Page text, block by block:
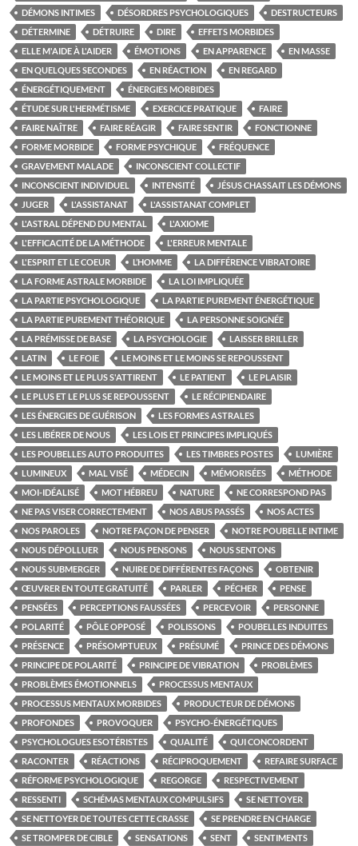
DÉMONS INTIMES DÉSORDRES PSYCHOLOGIQUES
DESTRUCTEURS
DÉTERMINE
DÉTRUIRE DIRE
EFFETS MORBIDES
ELLE M'AIDE À L'AIDER
ÉMOTIONS EN APPARENCE
EN MASSE
EN QUELQUES SECONDES
EN RÉACTION
EN REGARD
ÉNERGÉTIQUEMENT
ÉNERGIES MORBIDES
ÉTUDE SUR L'HERMÉTISME
EXERCICE PRATIQUE
FAIRE
FAIRE NAÎTRE
FAIRE RÉAGIR FAIRE SENTIR
FONCTIONNE
FORME MORBIDE
FORME PSYCHIQUE
FRÉQUENCE
GRAVEMENT MALADE
INCONSCIENT COLLECTIF
INCONSCIENT INDIVIDUEL
INTENSITÉ
JÉSUS CHASSAIT LES DÉMONS
JUGER
L'ASSISTANAT
L'ASSISTANAT COMPLET
L'ASTRAL DÉPEND DU MENTAL
L'AXIOME
L'EFFICACITÉ DE LA MÉTHODE
L'ERREUR MENTALE
L'ESPRIT ET LE COEUR
L’HOMME
LA DIFFÉRENCE VIBRATOIRE
LA FORME ASTRALE MORBIDE
LA LOI IMPLIQUÉE
LA PARTIE PSYCHOLOGIQUE
LA PARTIE PUREMENT ÉNERGÉTIQUE
LA PARTIE PUREMENT THÉORIQUE
LA PERSONNE SOIGNÉE
LA PRÉMISSE DE BASE
LA PSYCHOLOGIE
LAISSER BRILLER
LATIN
LE FOIE
LE MOINS ET LE MOINS SE REPOUSSENT
LE MOINS ET LE PLUS S'ATTIRENT
LE PATIENT
LE PLAISIR
LE PLUS ET LE PLUS SE REPOUSSENT
LE RÉCIPIENDAIRE
LES ÉNERGIES DE GUÉRISON
LES FORMES ASTRALES
LES LIBÉRER DE NOUS
LES LOIS ET PRINCIPES IMPLIQUÉS
LES POUBELLES AUTO PRODUITES
LES TIMBRES POSTES
LUMIÈRE
LUMINEUX
MAL VISÉ MÉDECIN MÉMORISÉES
MÉTHODE
MOI-IDÉALISÉ
MOT HÉBREU NATURE
NE CORRESPOND PAS
NE PAS VISER CORRECTEMENT
NOS ABUS PASSÉS
NOS ACTES
NOS PAROLES
NOTRE FAÇON DE PENSER
NOTRE POUBELLE INTIME
NOUS DÉPOLLUER
NOUS PENSONS
NOUS SENTONS
NOUS SUBMERGER
NUIRE DE DIFFÉRENTES FAÇONS
OBTENIR
ŒUVRER EN TOUTE GRATUITÉ
PARLER PÉCHER
PENSE
PENSÉES
PERCEPTIONS FAUSSÉES PERCEVOIR
PERSONNE
POLARITÉ
PÔLE OPPOSÉ POLISSONS
POUBELLES INDUITES
PRÉSENCE
PRÉSOMPTUEUX PRÉSUMÉ
PRINCE DES DÉMONS
PRINCIPE DE POLARITÉ
PRINCIPE DE VIBRATION
PROBLÈMES
PROBLÈMES ÉMOTIONNELS
PROCESSUS MENTAUX
PROCESSUS MENTAUX MORBIDES
PRODUCTEUR DE DÉMONS
PROFONDES
PROVOQUER
PSYCHO-ÉNERGÉTIQUES
PSYCHOLOGUES ESOTÉRISTES
QUALITÉ
QUI CONCORDENT
RACONTER
RÉACTIONS RÉCIPROQUEMENT
REFAIRE SURFACE
RÉFORME PSYCHOLOGIQUE
REGORGE
RESPECTIVEMENT
RESSENTI
SCHÉMAS MENTAUX COMPULSIFS
SE NETTOYER
SE NETTOYER DE TOUTES CETTE CRASSE
SE PRENDRE EN CHARGE
SE TROMPER DE CIBLE
SENSATIONS SENT
SENTIMENTS